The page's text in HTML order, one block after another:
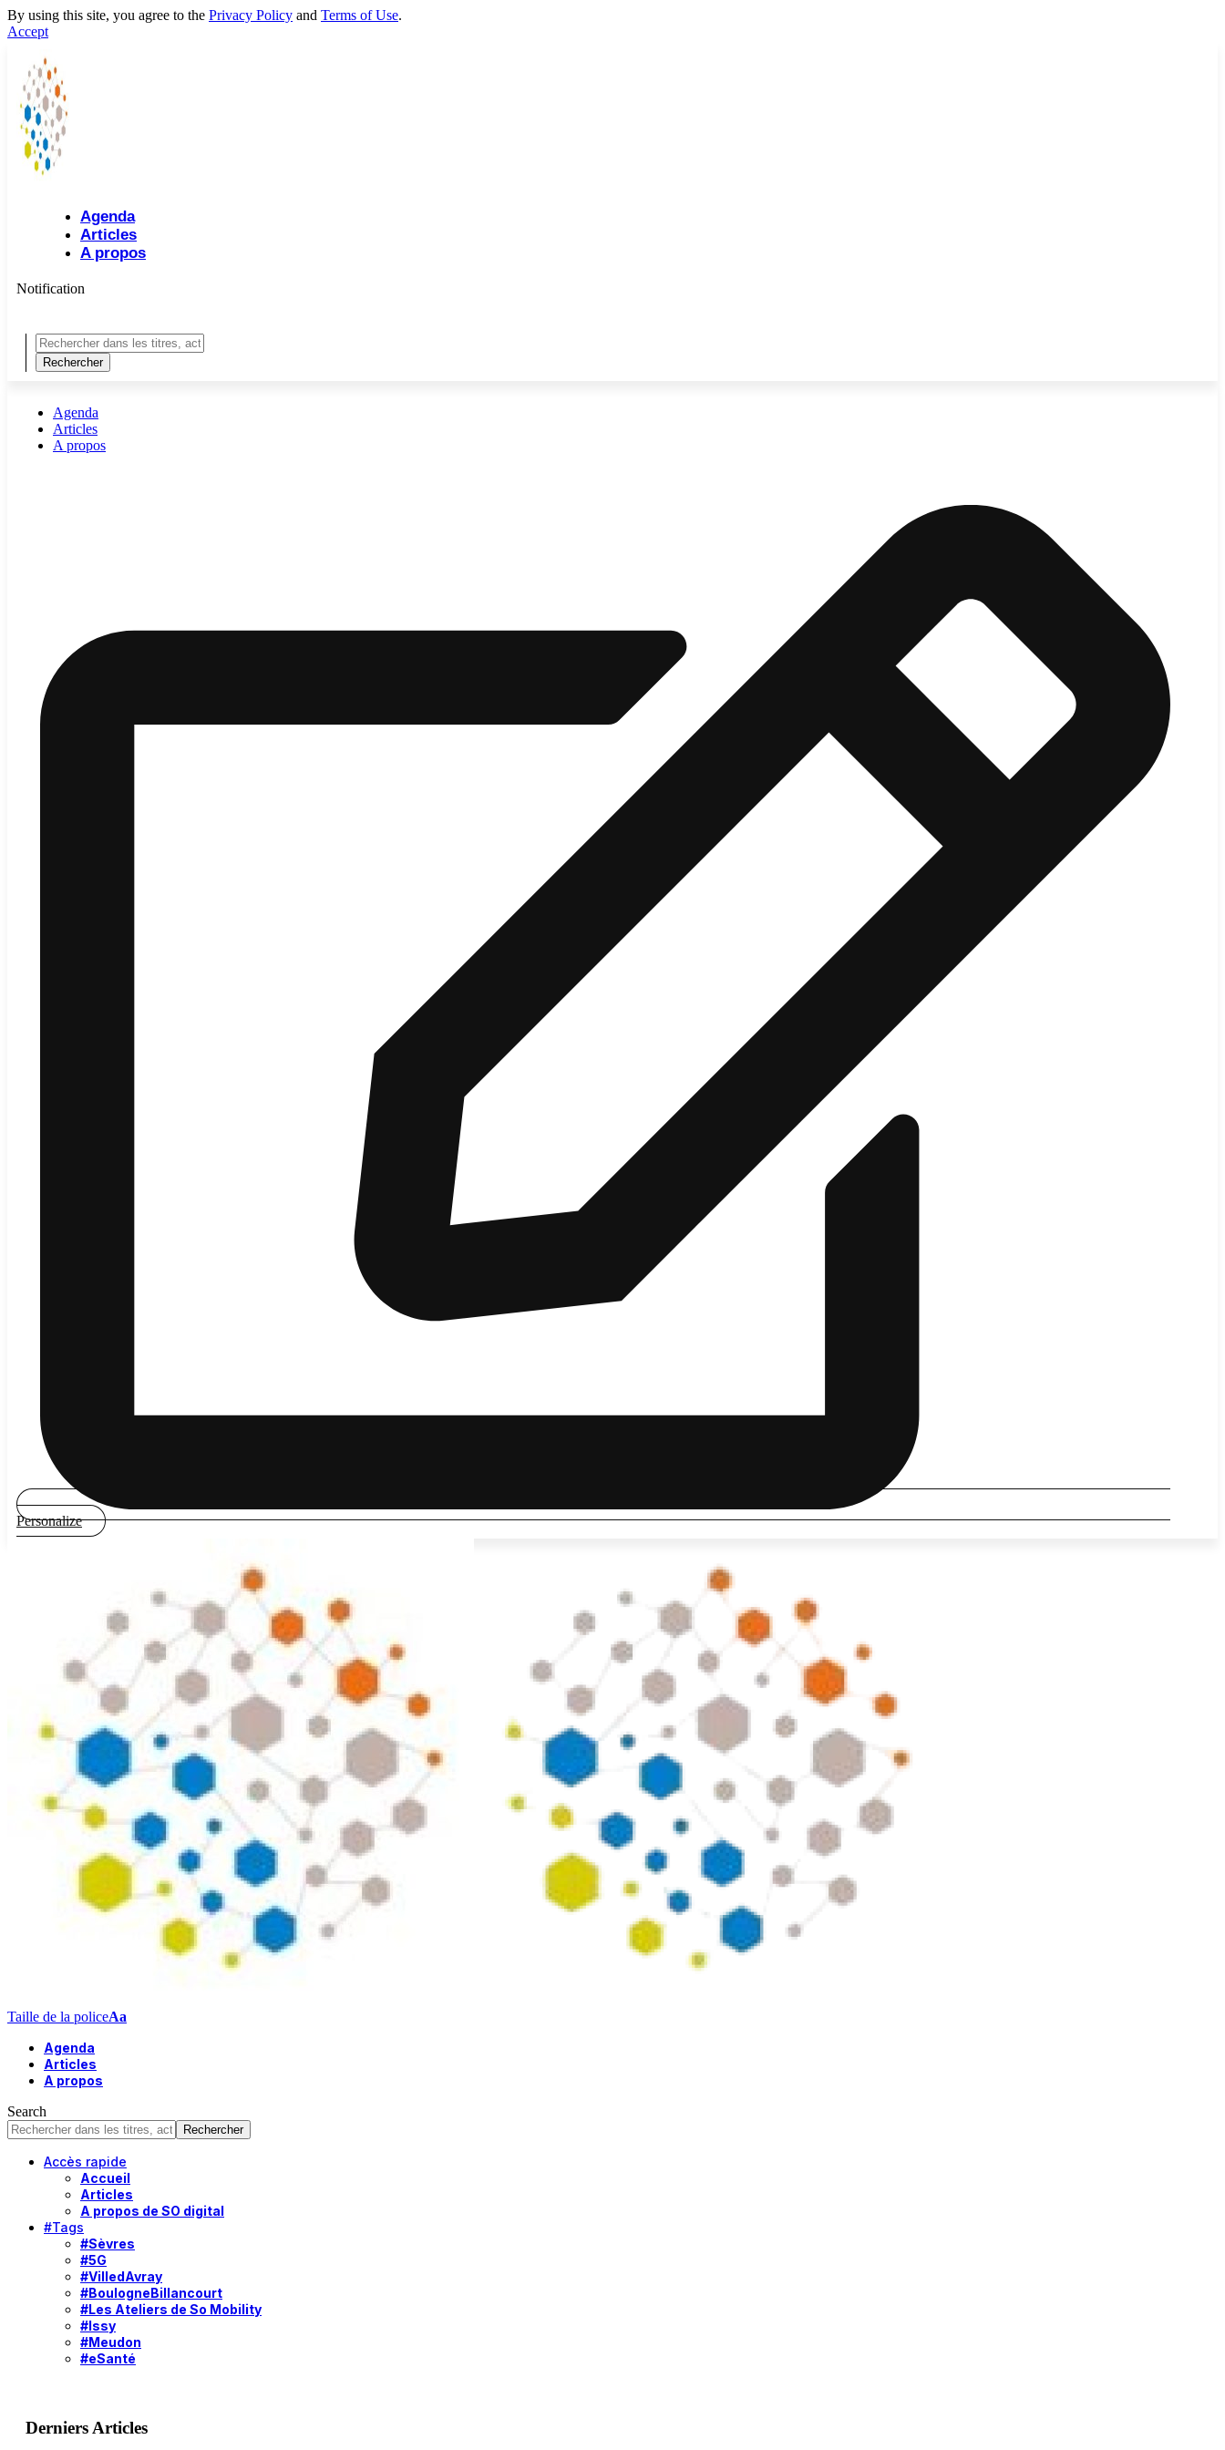
By using this site, you agree to the Privacy Policy and Terms of Use.
Accept
Agenda
Articles
A propos
Notification
Agenda
Articles
A propos
Personalize
Taille de la policeAa
Agenda
Articles
A propos
Search
Accès rapide
Accueil
Articles
A propos de SO digital
#Tags
#Sèvres
#5G
#VilledAvray
#BoulogneBillancourt
#Les Ateliers de So Mobility
#Issy
#Meudon
#eSanté
Derniers Articles